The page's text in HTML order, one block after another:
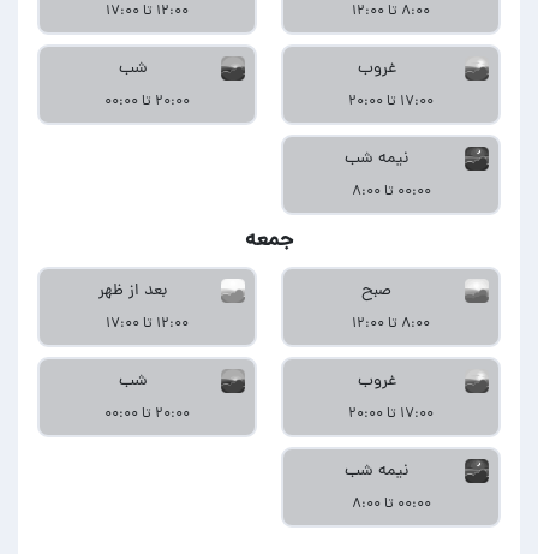
۸:۰۰ تا ۱۲:۰۰ ۱۲:۰۰ تا ۱۷:۰۰
غروب
۱۷:۰۰ تا ۲۰:۰۰
شب
۲۰:۰۰ تا ۰۰:۰۰
نیمه شب
۰۰:۰۰ تا ۸:۰۰
جمعه
صبح
۸:۰۰ تا ۱۲:۰۰
بعد از ظهر
۱۲:۰۰ تا ۱۷:۰۰
غروب
۱۷:۰۰ تا ۲۰:۰۰
شب
۲۰:۰۰ تا ۰۰:۰۰
نیمه شب
۰۰:۰۰ تا ۸:۰۰